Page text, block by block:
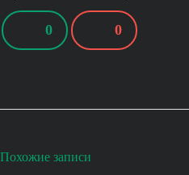
0 0
Похожие записи